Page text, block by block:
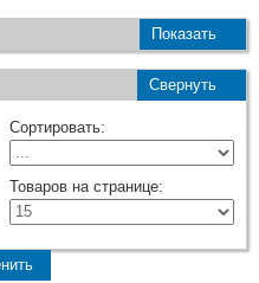
Показать
Свернуть
Сортировать:
Товаров на странице: